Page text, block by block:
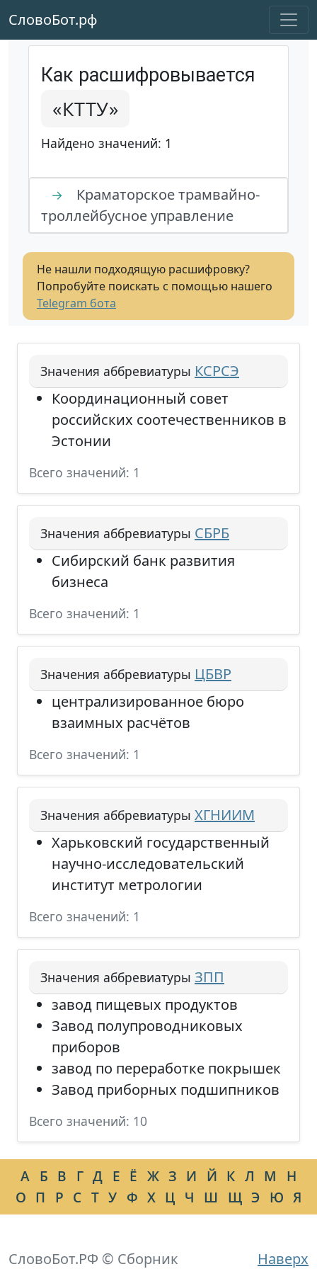
СловоБот.рф
Как расшифровывается
«КТТУ»
Найдено значений: 1
→
Краматорское трамвайно-
троллейбусное управление
Не нашли подходящую расшифровку?
Попробуйте поискать с помощью нашего
Telegram бота
Значения аббревиатуры КСРСЭ
Координационный совет
российских соотечественников в
Эстонии
Всего значений: 1
Значения аббревиатуры СБРБ
Сибирский банк развития
бизнеса
Всего значений: 1
Значения аббревиатуры ЦБВР
централизированное бюро
взаимных расчётов
Всего значений: 1
Значения аббревиатуры ХГНИИМ
Харьковский государственный
научно-исследовательский
институт метрологии
Всего значений: 1
Значения аббревиатуры ЗПП
завод пищевых продуктов
Завод полупроводниковых
приборов
завод по переработке покрышек
Завод приборных подшипников
Всего значений: 10
А Б В Г Д Е Ё Ж З И Й К Л М
Н
О П Р С Т У Ф Х Ц Ч Ш Щ Э Ю Я
Наверх
СловоБот.РФ © Сборник